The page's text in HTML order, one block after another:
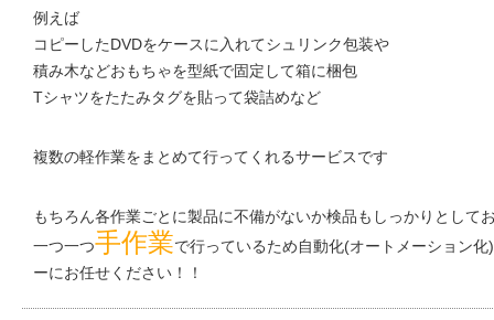
アッセンブリ・アッセンブルとは・
「複数のモノを集めて1つにまとめる」という流通業界用語です